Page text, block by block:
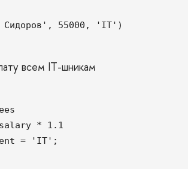
Сидоров', 55000, 'IT')
всем IT-шникам
* 1.1
= 'IT';